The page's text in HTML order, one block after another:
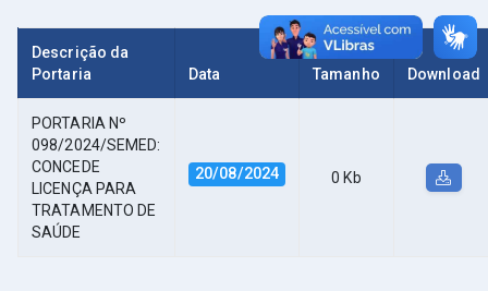
Descrição da
Portaria
Data Tamanho Download
PORTARIA Nº
098/2024/SEMED:
CONCEDE
LICENÇA PARA
TRATAMENTO DE
SAÚDE
20/08/2024 0 Kb